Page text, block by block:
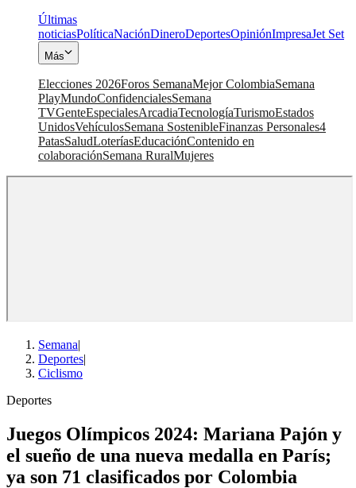
Últimas
noticiasPolíticaNaciónDineroDeportesOpiniónImpresaJet Set
Más
Elecciones 2026Foros SemanaMejor ColombiaSemana
PlayMundoConfidencialesSemana
TVGenteEspecialesArcadiaTecnologíaTurismoEstados
UnidosVehículosSemana SostenibleFinanzas Personales4
PatasSaludLoteríasEducaciónContenido en
colaboraciónSemana RuralMujeres
Semana|
Deportes|
Ciclismo
Deportes
Juegos Olímpicos 2024: Mariana Pajón y
el sueño de una nueva medalla en París;
ya son 71 clasificados por Colombia